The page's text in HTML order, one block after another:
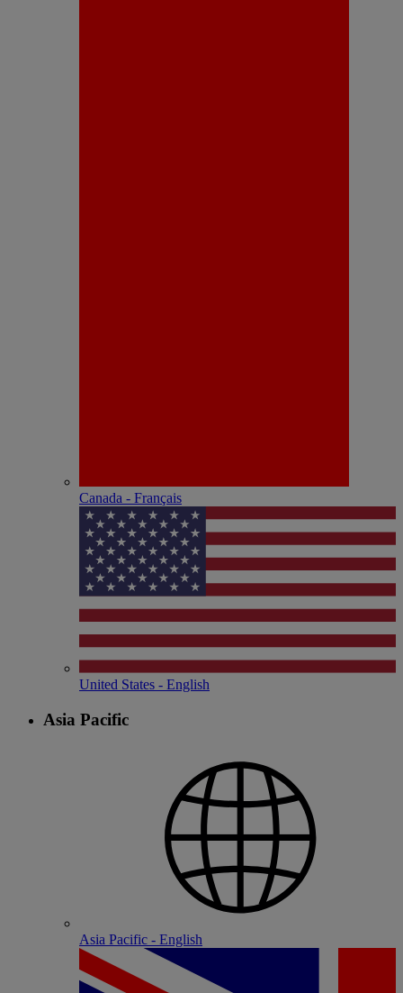
Canada - Français
United States - English
Asia Pacific
Asia Pacific - English